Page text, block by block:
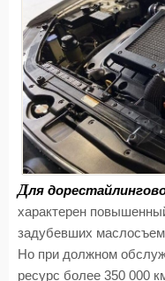
Для
характерен
задубевших
Но при должном
ресурс более 350 000